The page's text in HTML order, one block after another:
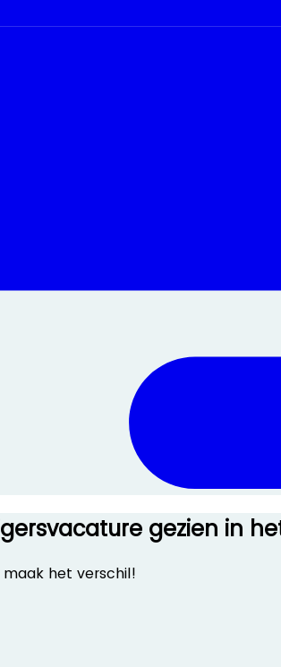
gezien in
het verschil!